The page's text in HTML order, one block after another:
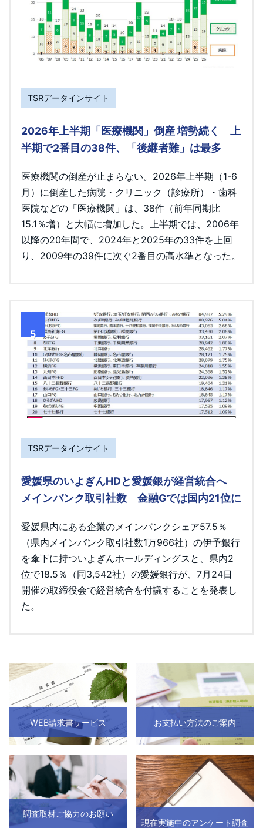
TSRデータインサイト
2026年上半期「医療機関」倒産 増勢続く 上
半期で2番目の38件、「後継者難」は最多
医療機関の倒産が止まらない。2026年上半期（1-6
月）に倒産した病院・クリニック（診療所）・歯科
医院などの「医療機関」は、38件（前年同期比
15.1％増）と大幅に増加した。上半期では、2006年
以降の20年間で、2024年と2025年の33件を上回
り、2009年の39件に次ぐ2番目の高水準となった。
5
TSRデータインサイト
愛媛県のいよぎんHDと愛媛銀が経営統合へ
メインバンク取引社数 金融Gでは国内21位に
愛媛県内にある企業のメインバンクシェア57.5％
（県内メインバンク取引社数1万966社）の伊予銀行
を傘下に持ついよぎんホールディングスと、県内2
位で18.5％（同3,542社）の愛媛銀行が、7月24日
開催の取締役会で経営統合を付議することを発表し
た。
WEB請求書サービス お支払い方法のご案内
調査取材ご協力のお願い
現在実施中のアンケート調査